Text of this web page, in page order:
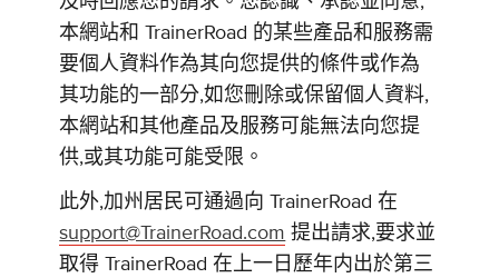
本網站和 TrainerRoad 的某些產品和服務需
要個人資料作為其向您提供的條件或作為
其功能的一部分,如您刪除或保留個人資料,
本網站和其他產品及服務可能無法向您提
供,或其功能可能受限。
此外,加州居民可通過向 TrainerRoad 在
support@TrainerRoad.com 提出請求,要求並
取得 TrainerRoad 在上一日歷年内出於第三